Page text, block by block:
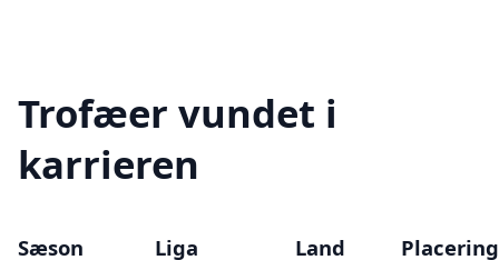
Trofæer vundet i
karrieren
Sæson Liga Land Placering